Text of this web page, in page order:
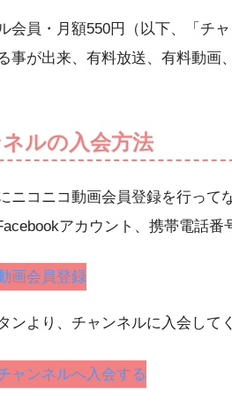
会員・月額550円（以下、「チ
事が出来、有料放送、有料動画
ルの入会方法
ニコニコ動画会員登録を行って
アカウント、携帯電話番
画会員登録
ンより、チャンネルに入会して
ャンネルへ入会する